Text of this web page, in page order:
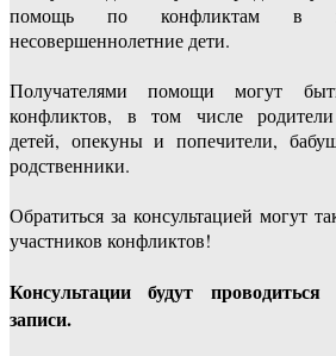
помощь по конфликтам в
несовершеннолетние дети.
Получателями помощи могут
конфликтов, в том числе родители
детей, опекуны и попечители,
родственники.
Обратиться за консультацией могут
участников конфликтов!
Консультации будут
записи.